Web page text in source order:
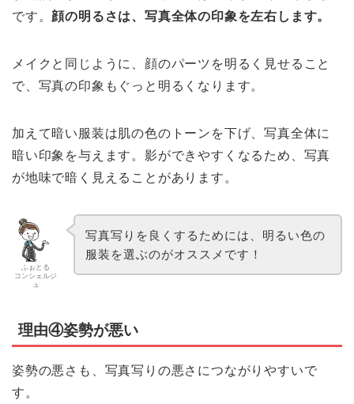
です。 顔の明るさは、写真全体の印象を左右します。
メイクと同じように、顔のパーツを明るく見せること
で、写真の印象もぐっと明るくなります。
加えて暗い服装は肌の色のトーンを下げ、写真全体に
暗い印象を与えます。影ができやすくなるため、写真
が地味で暗く見えることがあります。
ふぉとる
コンシェルジ
ュ
写真写りを良くするためには、明るい色の
服装を選ぶのがオススメです！
理由④姿勢が悪い
姿勢の悪さも、写真写りの悪さにつながりやすいで
す。